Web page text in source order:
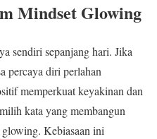
Mindset Glowing
sendiri sepanjang hari. Jika
percaya diri perlahan
memperkuat keyakinan dan
kata yang membangun
Kebiasaan ini